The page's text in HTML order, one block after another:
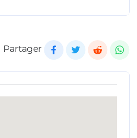
Partager